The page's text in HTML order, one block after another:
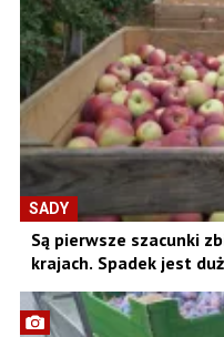
SADY
Są pierwsze szacunki
krajach. Spadek jest